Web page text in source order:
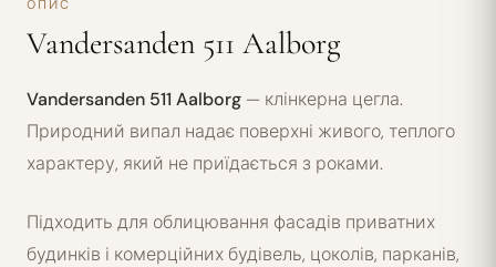
ОПИС
Vandersanden 511 Aalborg
Vandersanden 511 Aalborg— клінкерна цегла.
Природний випал надає поверхні живого, теплого
характеру, який не приїдається з роками.
Підходить для облицювання фасадів приватних
будинків і комерційних будівель, цоколів, парканів,